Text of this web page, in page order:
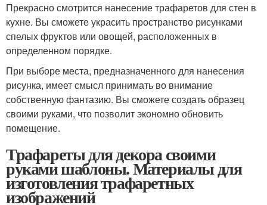
Прекрасно смотрится нанесение трафаретов для стен в
кухне. Вы сможете украсить пространство рисунками
спелых фруктов или овощей, расположенных в
определенном порядке.
При выборе места, предназначенного для нанесения
рисунка, имеет смысл принимать во внимание
собственную фантазию. Вы сможете создать образец
своими руками, что позволит экономно обновить
помещение.
Трафареты для декора своими
руками шаблоны. Материалы для
изготовления трафаретных
изображений